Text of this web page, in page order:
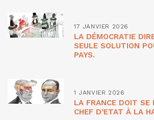
17 JANVIER 2026
LA DÉMOCRATIE
SEULE SOLUTION
PAYS.
1 JANVIER 2026
LA FRANCE DOIT SE
CHEF D’ETAT À LA